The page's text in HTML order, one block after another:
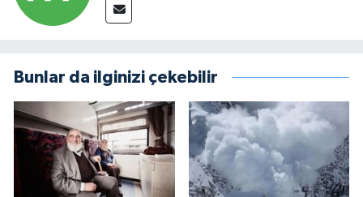
Bunlar da ilginizi çekebilir